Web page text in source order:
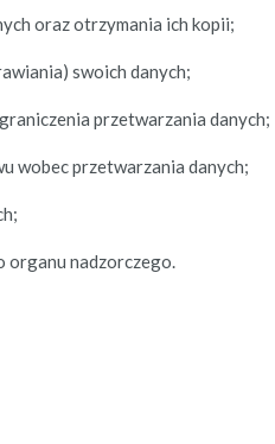
oraz otrzy­ma­nia ich kopii;
swoich danych;
przetwarza­nia danych;
wobec przetwarza­nia danych;
organu nadzorczego.